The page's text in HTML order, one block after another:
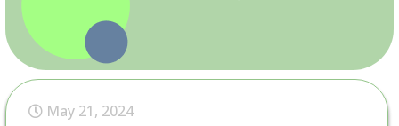
May 21, 2024